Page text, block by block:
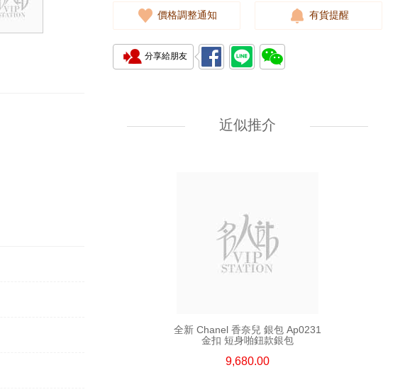
價格調整通知 有貨提醒
分享給朋友
近似推介
7,080.00
全新 Chanel 香奈兒 銀包 Ap0231
金扣 短身啪鈕款銀包
9,680.00